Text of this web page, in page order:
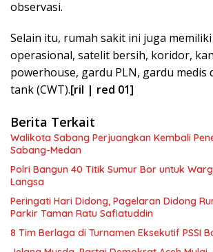
observasi.
Selain itu, rumah sakit ini juga
operasional, satelit bersih, koridor,
powerhouse, gardu PLN, gardu medis
tank (CWT).[ril | red 01]
Berita Terkait
Walikota Sabang Perjuangkan Kembali
Sabang-Medan
Polri Bangun 40 Titik Sumur Bor untuk
Langsa
Peringati Hari Didong, Pagelaran Didong
Parkir Taman Ratu Safiatuddin
8 Tim Berlaga di Turnamen Eksekutif PSSI